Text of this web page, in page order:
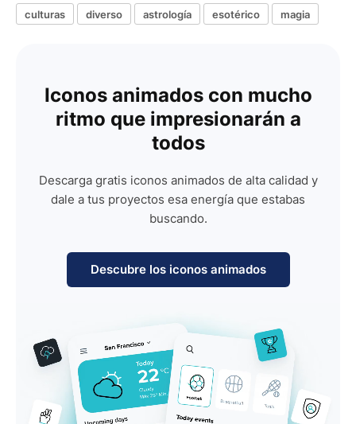
culturas diverso astrología esotérico magia
Iconos animados con mucho
ritmo que impresionarán a
todos
Descarga gratis iconos animados de alta calidad y
dale a tus proyectos esa energía que estabas
buscando.
Descubre los iconos animados